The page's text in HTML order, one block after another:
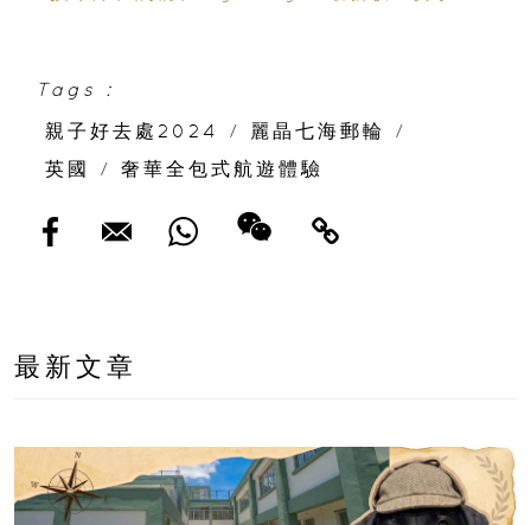
Tags :
親子好去處2024
/ 麗晶七海郵輪
/
英國
/ 奢華全包式航遊體驗
最新文章